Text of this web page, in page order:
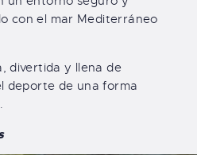
con el mar Mediterráneo
divertida y llena de
deporte de una forma